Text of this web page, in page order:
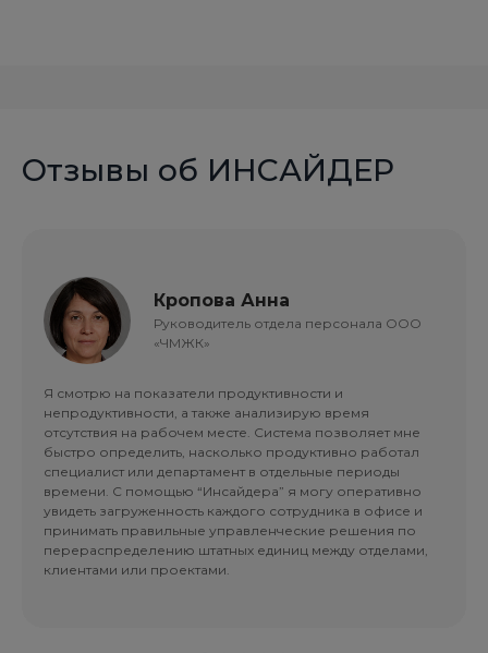
Отзывы об ИНСАЙДЕР
Кропова Анна
Руководитель отдела персонала ООО
«ЧМЖК»
Я смотрю на показатели продуктивности и
непродуктивности, а также анализирую время
отсутствия на рабочем месте. Система позволяет мне
быстро определить, насколько продуктивно работал
специалист или департамент в отдельные периоды
времени. С помощью “Инсайдера” я могу оперативно
увидеть загруженность каждого сотрудника в офисе и
принимать правильные управленческие решения по
перераспределению штатных единиц между отделами,
клиентами или проектами.